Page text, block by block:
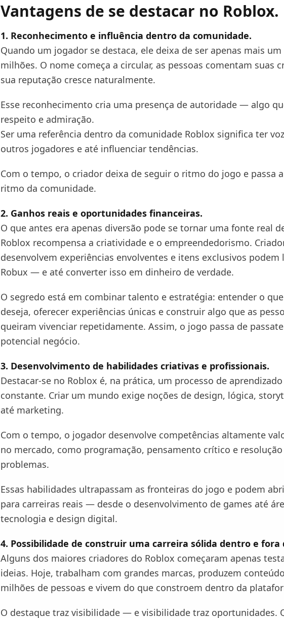
Vantagens de se destacar no Roblox.
1. Reconhecimento e influência dentro da comunidade.
Quando um jogador se destaca, ele deixa de ser apenas mais
milhões. O nome começa a circular, as pessoas comentam suas
sua reputação cresce naturalmente.
Esse reconhecimento cria uma presença de autoridade — algo
respeito e admiração.
Ser uma referência dentro da comunidade Roblox significa ter
outros jogadores e até influenciar tendências.
Com o tempo, o criador deixa de seguir o ritmo do jogo e passa
ritmo da comunidade.
2. Ganhos reais e oportunidades financeiras.
O que antes era apenas diversão pode se tornar uma fonte real
Roblox recompensa a criatividade e o empreendedorismo.
desenvolvem experiências envolventes e itens exclusivos podem
Robux — e até converter isso em dinheiro de verdade.
O segredo está em combinar talento e estratégia: entender o
deseja, oferecer experiências únicas e construir algo que as
queiram vivenciar repetidamente. Assim, o jogo passa de
potencial negócio.
3. Desenvolvimento de habilidades criativas e profissionais.
Destacar-se no Roblox é, na prática, um processo de aprendizado
constante. Criar um mundo exige noções de design, lógica,
até marketing.
Com o tempo, o jogador desenvolve competências altamente
no mercado, como programação, pensamento crítico e
problemas.
Essas habilidades ultrapassam as fronteiras do jogo e podem
para carreiras reais — desde o desenvolvimento de games até
tecnologia e design digital.
4. Possibilidade de construir uma carreira sólida dentro e fora
Alguns dos maiores criadores do Roblox começaram apenas
ideias. Hoje, trabalham com grandes marcas, produzem
milhões de pessoas e vivem do que constroem dentro da
O destaque traz visibilidade — e visibilidade traz oportunidades.